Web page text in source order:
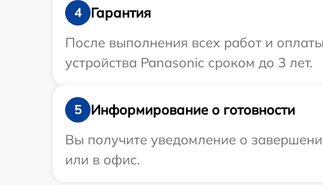
4
Гарантия
После выполнения всех работ и
устройства Panasonic сроком до 3 лет.
5
Информирование о готовности
Вы получите уведомление о
или в офис.